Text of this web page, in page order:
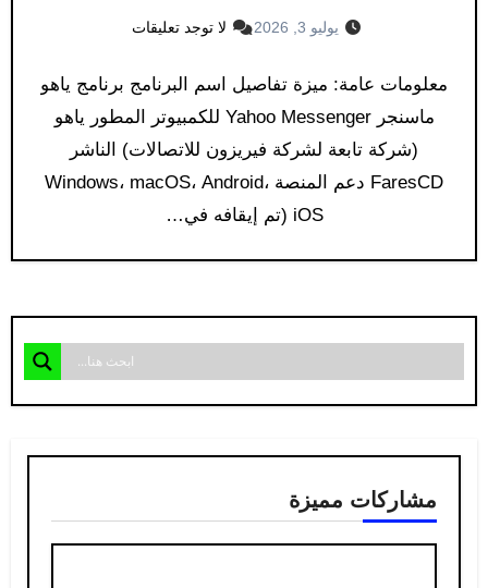
يوليو 3, 2026 لا توجد تعليقات
معلومات عامة: ميزة تفاصيل اسم البرنامج برنامج ياهو
ماسنجر Yahoo Messenger للكمبيوتر المطور ياهو
(شركة تابعة لشركة فيريزون للاتصالات) الناشر
FaresCD دعم المنصة Windows، macOS، Android،
iOS (تم إيقافه في…
مشاركات مميزة